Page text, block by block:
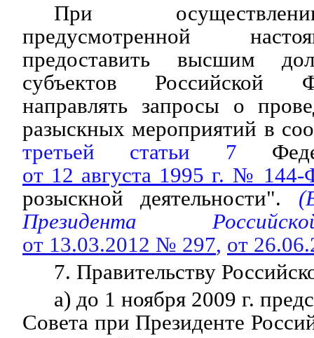
При
предусмотренной
предоставить высшим
субъектов Российской
направлять запросы о
разыскных мероприятий в
третьей статьи 7
от 12 августа 1995 г. № 144-
розыскной деятельности".
Президента
от 13.03.2012 № 297, от
7. Правительству
а) до 1 ноября 2009 г.
Совета при Президенте